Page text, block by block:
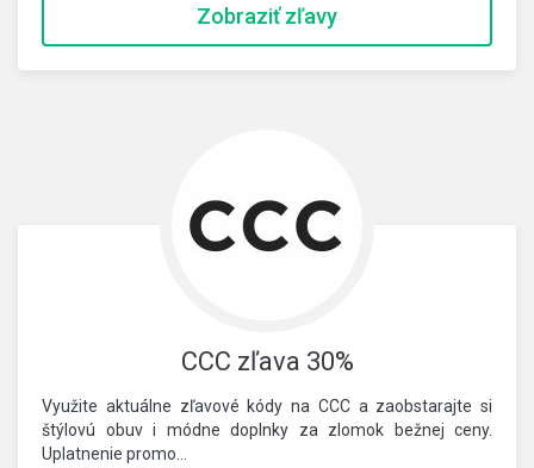
Zobraziť zľavy
CCC zľava 30%
Využite aktuálne zľavové kódy na CCC a zaobstarajte si
štýlovú obuv i módne doplnky za zlomok bežnej ceny.
Uplatnenie promo…